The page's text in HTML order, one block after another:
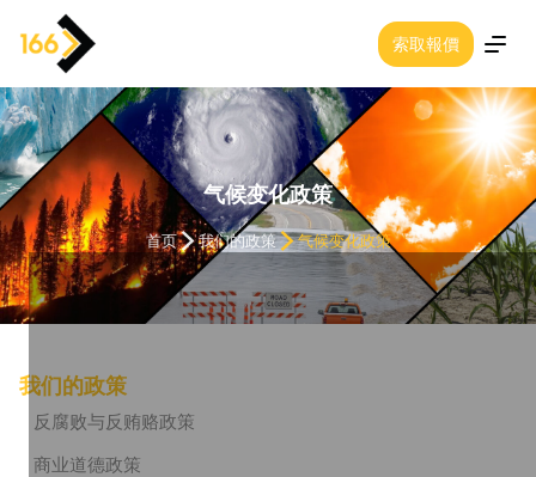
索取報價
关于我们
我们的专长
行业
我们的政策
汽车和卡车
我们的办事处
气候变化政策
首页 我们的政策 气候变化政策
我们的政策
反腐败与反贿赂政策
商业道德政策